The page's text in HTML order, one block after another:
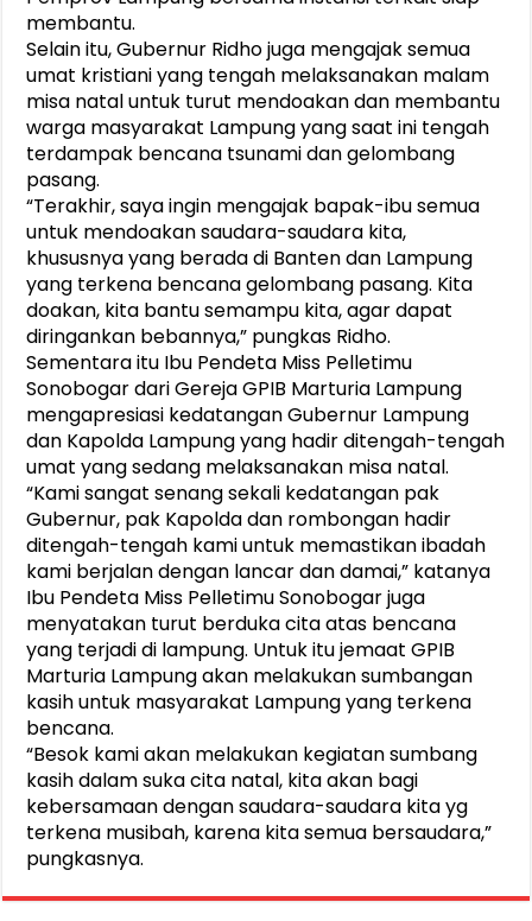
membantu.
Selain itu, Gubernur Ridho juga mengajak semua
umat kristiani yang tengah melaksanakan malam
misa natal untuk turut mendoakan dan membantu
warga masyarakat Lampung yang saat ini tengah
terdampak bencana tsunami dan gelombang
pasang.
“Terakhir, saya ingin mengajak bapak-ibu semua
untuk mendoakan saudara-saudara kita,
khususnya yang berada di Banten dan Lampung
yang terkena bencana gelombang pasang. Kita
doakan, kita bantu semampu kita, agar dapat
diringankan bebannya,” pungkas Ridho.
Sementara itu Ibu Pendeta Miss Pelletimu
Sonobogar dari Gereja GPIB Marturia Lampung
mengapresiasi kedatangan Gubernur Lampung
dan Kapolda Lampung yang hadir ditengah-tengah
umat yang sedang melaksanakan misa natal.
“Kami sangat senang sekali kedatangan pak
Gubernur, pak Kapolda dan rombongan hadir
ditengah-tengah kami untuk memastikan ibadah
kami berjalan dengan lancar dan damai,” katanya
Ibu Pendeta Miss Pelletimu Sonobogar juga
menyatakan turut berduka cita atas bencana
yang terjadi di lampung. Untuk itu jemaat GPIB
Marturia Lampung akan melakukan sumbangan
kasih untuk masyarakat Lampung yang terkena
bencana.
“Besok kami akan melakukan kegiatan sumbang
kasih dalam suka cita natal, kita akan bagi
kebersamaan dengan saudara-saudara kita yg
terkena musibah, karena kita semua bersaudara,”
pungkasnya.